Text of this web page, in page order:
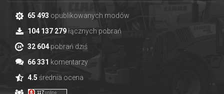
65 493 opublikowanych modów
104 137 279łącznych pobrań
32 604pobrań dziś
66 331 komentarzy
4.5 średnia ocena